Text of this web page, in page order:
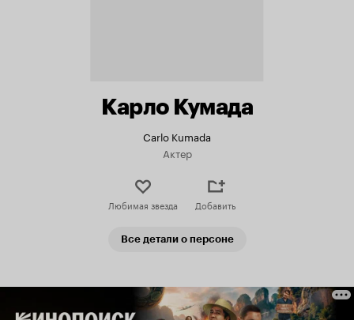
Карло Кумада
Carlo Kumada
Актер
Любимая звезда Добавить
Все детали о персоне